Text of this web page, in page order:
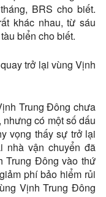
BRS cho biết.
khác nhau, từ sáu
biển cho biết.
trở lại vùng Vịnh
Trung Đông chưa
có một số dấu
vọng thấy sự trở lại
nhà vận chuyển đã
Trung Đông vào thứ
phí bảo hiểm rủi
Vịnh Trung Đông